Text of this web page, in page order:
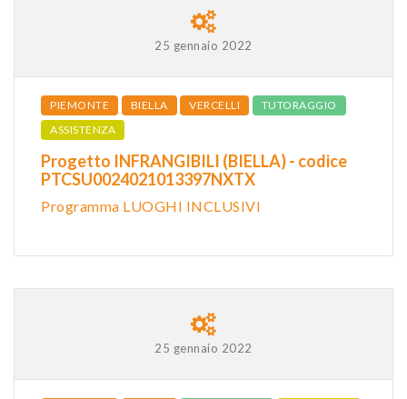
25 gennaio 2022
PIEMONTE BIELLA VERCELLI
TUTORAGGIO
ASSISTENZA
Progetto INFRANGIBILI (BIELLA) - codice
PTCSU0024021013397NXTX
Programma LUOGHI INCLUSIVI
25 gennaio 2022